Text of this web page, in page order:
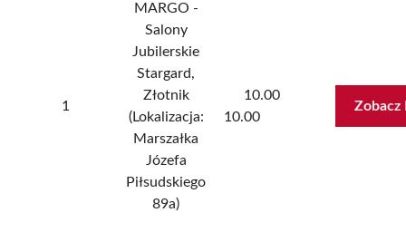
1
MARGO -
Salony
Jubilerskie
Stargard,
Złotnik
(Lokalizacja:
Marszałka
Józefa
Piłsudskiego
89a)
10.00
10.00
Zobacz